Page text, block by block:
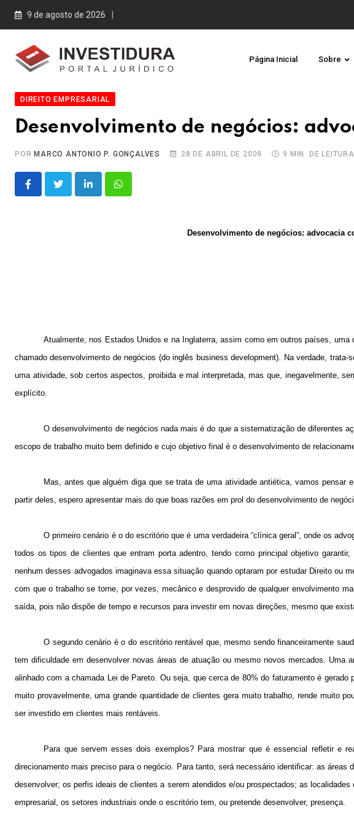
Skip
9 de agosto de 2026
Página Inicial Sobre
DIREITO EMPRESARIAL
Desenvolvimento de negócios:
PORMARCO ANTONIO P. GONÇALVES 28 DE ABRIL DE 2009 9 MIN. DE LEITURA
LinkedInWhatsapp
Desenvolvimento de negócios: advocacia
Atualmente, nos Estados Unidos e na Inglaterra, assim como em outros países,
chamado desenvolvimento de negócios (do inglês business development). Na verdade,
uma atividade, sob certos aspectos, proibida e mal interpretada, mas que, inegavelmente,
explícito.
O desenvolvimento de negócios nada mais é do que a sistematização de diferentes
escopo de trabalho muito bem definido e cujo objetivo final é o desenvolvimento de
Mas, antes que alguém diga que se trata de uma atividade antiética, vamos
partir deles, espero apresentar mais do que boas razões em prol do desenvolvimento de
O primeiro cenário é o do escritório que é uma verdadeira “clínica geral”, onde os
todos os tipos de clientes que entram porta adentro, tendo como principal objetivo
nenhum desses advogados imaginava essa situação quando optaram por estudar Direito ou
com que o trabalho se torne, por vezes, mecânico e desprovido de qualquer envolvimento
saída, pois não dispõe de tempo e recursos para investir em novas direções, mesmo que
O segundo cenário é o do escritório rentável que, mesmo sendo financeiramente
tem dificuldade em desenvolver novas áreas de atuação ou mesmo novos mercados. Uma
alinhado com a chamada Lei de Pareto. Ou seja, que cerca de 80% do faturamento é
muito provavelmente, uma grande quantidade de clientes gera muito trabalho, rende muito
ser investido em clientes mais rentáveis.
Para que servem esses dois exemplos? Para mostrar que é essencial refletir e
direcionamento mais preciso para o negócio. Para tanto, será necessário identificar: as
desenvolver; os perfis ideais de clientes a serem atendidos e/ou prospectados; as
empresarial, os setores industriais onde o escritório tem, ou pretende desenvolver, presença.